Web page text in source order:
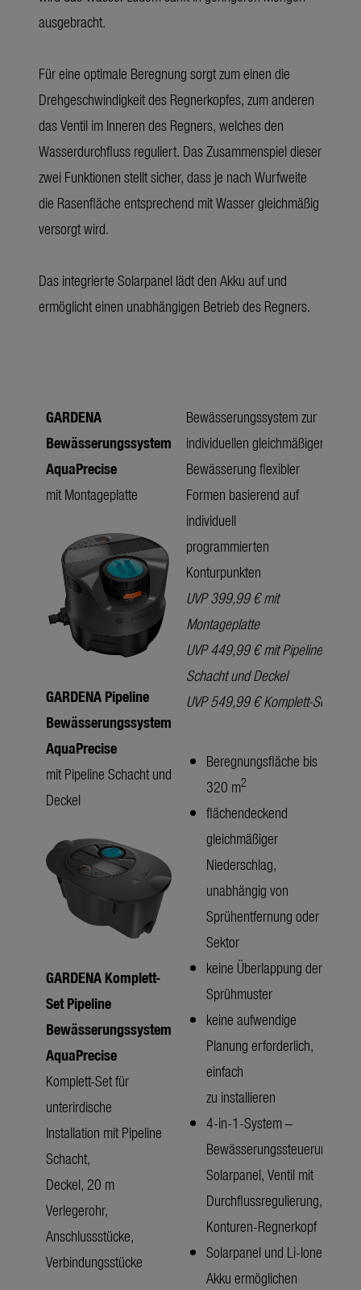
ausgebracht.
Für eine optimale Beregnung sorgt zum einen die
Drehgeschwindigkeit des Regnerkopfes, zum anderen
das Ventil im Inneren des Regners, welches den
Wasserdurchfluss reguliert. Das Zusammenspiel dieser
zwei Funktionen stellt sicher, dass je nach Wurfweite
die Rasenfläche entsprechend mit Wasser gleichmäßig
versorgt wird.
Das integrierte Solarpanel lädt den Akku auf und
ermöglicht einen unabhängigen Betrieb des Regners.
GARDENA
Bewässerungssystem
AquaPrecise
mit Montageplatte
GARDENA Pipeline
Bewässerungssystem
AquaPrecise
mit Pipeline Schacht und
Deckel
GARDENA Komplett-
Set Pipeline
Bewässerungssystem
AquaPrecise
Komplett-Set für
unterirdische
Installation mit Pipeline
Schacht,
Deckel, 20 m
Verlegerohr,
Anschlussstücke,
Verbindungsstücke
Bewässerungssystem zur
individuellen gleichmäßigen
Bewässerung flexibler
Formen basierend auf
individuell
programmierten
Konturpunkten
UVP 399,99 € mit
Montageplatte
UVP 449,99 €mit Pipeline
Schacht und Deckel
UVP 549,99 € Komplett-Set
Beregnungsfläche bis
320 m2
flächendeckend
gleichmäßiger
Niederschlag,
unabhängig von
Sprühentfernung oder
Sektor
keine Überlappung der
Sprühmuster
keine aufwendige
Planung erforderlich,
einfach
zu installieren
4-in-1-System –
Bewässerungssteuerung,
Solarpanel, Ventil mit
Durchflussregulierung,
Konturen-Regnerkopf
Solarpanel und Li-Ionen
Akku ermöglichen